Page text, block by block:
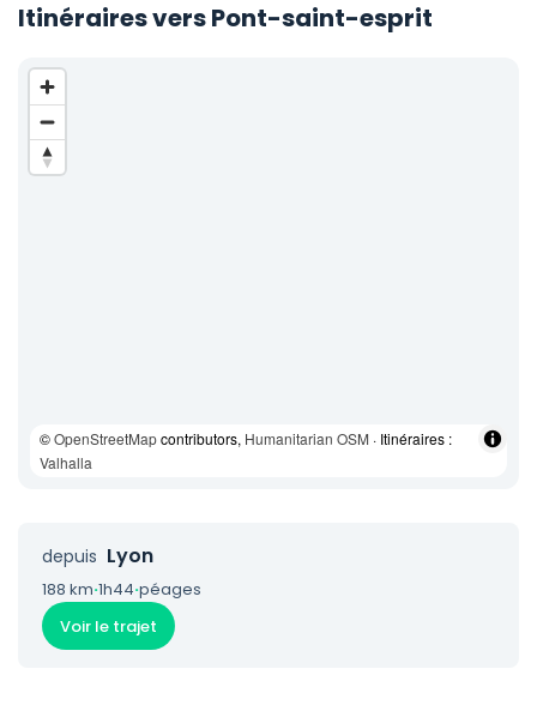
Itinéraires vers Pont-saint-esprit
©OpenStreetMapcontributors, Humanitarian OSM · Itinéraires :
Valhalla
depuis Lyon
188 km·1h44·péages
Voir le trajet